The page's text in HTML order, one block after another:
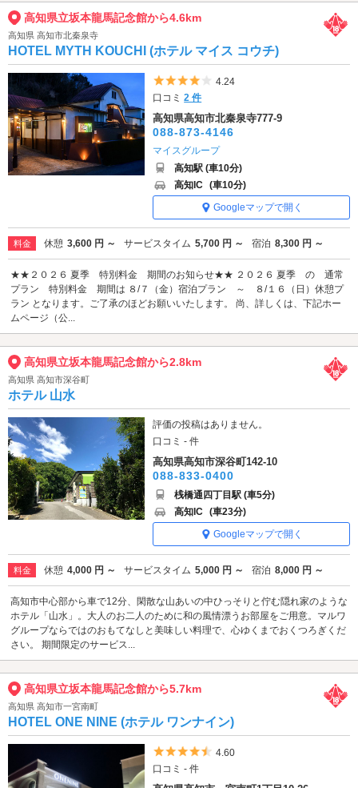
高知県立坂本龍馬記念館から4.6km
高知県 高知市北秦泉寺
HOTEL MYTH KOUCHI (ホテル マイス コウチ)
5つ星のうち4
4.24
口コミ2 件
高知県高知市北秦泉寺777-9
088-873-4146
マイスグループ
高知駅 (車10分)
高知IC (車10分)
Googleマップで開く
料金 休憩 3,600 円 ～ サービスタイム 5,700 円 ～ 宿泊 8,300 円 ～
★★２０２６ 夏季 特別料金 期間のお知らせ★★ ２０２６ 夏季 の 通常
プラン 特別料金 期間は ８/７（金）宿泊プラン ～ ８/１６（日）休憩プ
ラン となります。ご了承のほどお願いいたします。 尚、詳しくは、下記ホー
ムページ（公...
高知県立坂本龍馬記念館から2.8km
高知県 高知市深谷町
ホテル 山水
評価の投稿はありません。
口コミ - 件
高知県高知市深谷町142-10
088-833-0400
桟橋通四丁目駅 (車5分)
高知IC (車23分)
Googleマップで開く
料金 休憩 4,000 円 ～ サービスタイム 5,000 円 ～ 宿泊 8,000 円 ～
高知市中心部から車で12分、閑散な山あいの中ひっそりと佇む隠れ家のような
ホテル「山水」。大人のお二人のために和の風情漂うお部屋をご用意。マルワ
グループならではのおもてなしと美味しい料理で、心ゆくまでおくつろぎくだ
さい。 期間限定のサービス...
高知県立坂本龍馬記念館から5.7km
高知県 高知市一宮南町
HOTEL ONE NINE (ホテル ワンナイン)
5つ星のうち4.5
4.60
口コミ - 件